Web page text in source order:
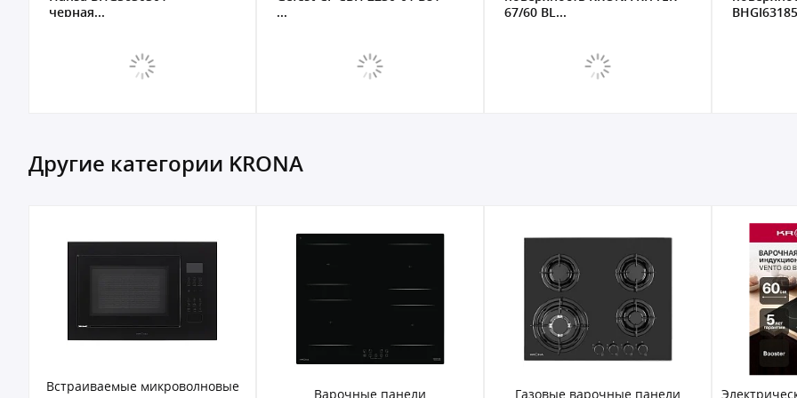
черная...
...
67/60 BL...
Другие категории KRONA
Встраиваемые микроволновые
Варочные панели Газовые варочные панели